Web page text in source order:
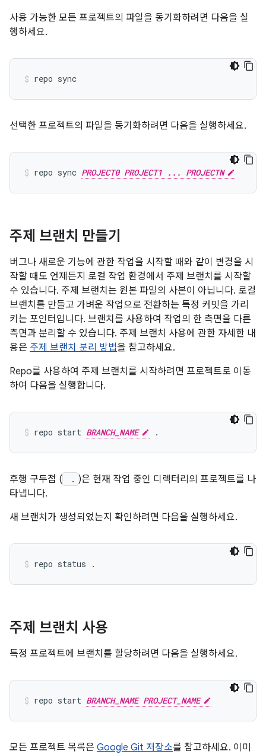
사용 가능한 모든 프로젝트의 파일을 동기화하려면 다음을 실
행하세요.
repo sync
선택한 프로젝트의 파일을 동기화하려면 다음을 실행하세요.
repo sync PROJECT0 PROJECT1 ... PROJECTN
주제 브랜치 만들기
버그나 새로운 기능에 관한 작업을 시작할 때와 같이 변경을 시
작할 때도 언제든지 로컬 작업 환경에서 주제 브랜치를 시작할
수 있습니다. 주제 브랜치는 원본 파일의 사본이 아닙니다. 로컬
브랜치를 만들고 가벼운 작업으로 전환하는 특정 커밋을 가리
키는 포인터입니다. 브랜치를 사용하여 작업의 한 측면을 다른
측면과 분리할 수 있습니다. 주제 브랜치 사용에 관한 자세한 내
용은 주제 브랜치 분리 방법을 참고하세요.
Repo를 사용하여 주제 브랜치를 시작하려면 프로젝트로 이동
하여 다음을 실행합니다.
repo start BRANCH_NAME
후행 구두점 ( . )은 현재 작업 중인 디렉터리의 프로젝트를 나
타냅니다.
새 브랜치가 생성되었는지 확인하려면 다음을 실행하세요.
주제 브랜치 사용
특정 프로젝트에 브랜치를 할당하려면 다음을 실행하세요.
repo start BRANCH_NAME PROJECT_NAME
모든 프로젝트 목록은 Google Git 저장소를 참고하세요. 이미